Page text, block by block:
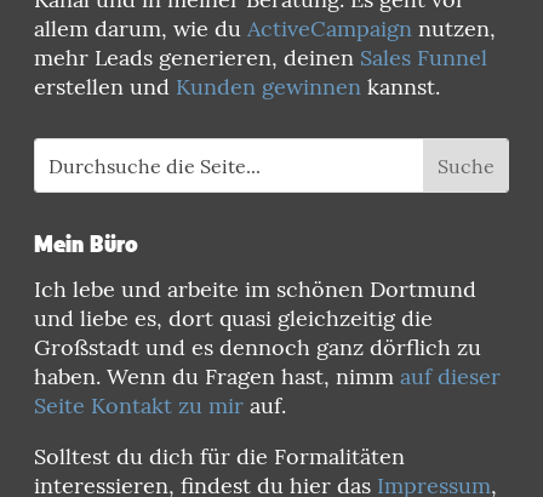
allem darum, wie du ActiveCampaign nutzen,
mehr Leads generieren, deinen Sales Funnel
erstellen und Kunden gewinnen kannst.
Mein Büro
Ich lebe und arbeite im schönen Dortmund
und liebe es, dort quasi gleichzeitig die
Großstadt und es dennoch ganz dörflich zu
haben. Wenn du Fragen hast, nimm auf dieser
Seite Kontakt zu mir auf.
Solltest du dich für die Formalitäten
interessieren, findest du hier das Impressum,